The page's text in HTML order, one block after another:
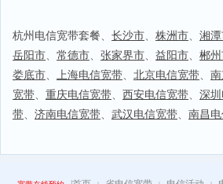
杭州电信宽带套餐 长沙市 株洲市 湘
岳阳市
常德市 张家界市 益阳市 郴
娄底市
上海电信宽带 北京电信宽带
宽带
重庆电信宽带 西安电信宽带 深
带
济南电信宽带 武汉电信宽带 南昌